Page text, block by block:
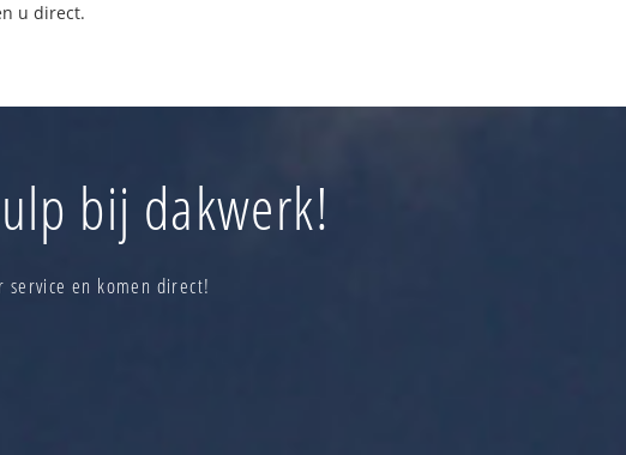
u direct.
bij dakwerk!
service en komen direct!